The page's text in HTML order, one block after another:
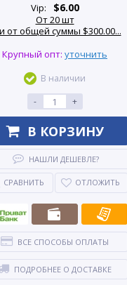
Vip: $6.00
От 20 шт
от общей суммы $300.00...
Крупный опт: уточнить
В наличии
-
+
В КОРЗИНУ
НАШЛИ ДЕШЕВЛЕ?
СРАВНИТЬ ОТЛОЖИТЬ
ВСЕ СПОСОБЫ ОПЛАТЫ
ПОДРОБНЕЕ О ДОСТАВКЕ